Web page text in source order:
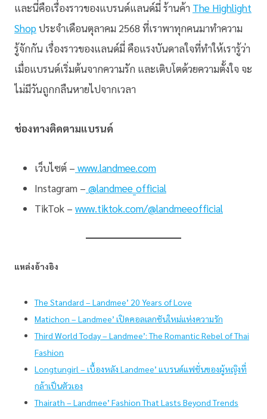
และนี่คือเรื่องราวของแบรนด์แลนด์มี่ ร้านค้า The Highlight
Shopประจำเดือนตุลาคม 2568 ที่เราพาทุกคนมาทำความ
รู้จักกัน เรื่องราวของแลนด์มี่ คือแรงบันดาลใจที่ทำให้เรารู้ว่า
เมื่อแบรนด์เริ่มต้นจากความรัก และเติบโตด้วยความตั้งใจ จะ
ไม่มีวันถูกกลืนหายไปจากเวลา
ช่องทางติดตามแบรนด์
เว็บไซต์ – www.landmee.com
Instagram – @landmee_official
TikTok – www.tiktok.com/@landmeeofficial
แหล่งอ้างอิง
The Standard – Landmee’ 20 Years of Love
Matichon – Landmee’ เปิดคอลเลกชันใหม่แห่งความรัก
Third World Today – Landmee’: The Romantic Rebel of Thai
Fashion
Longtungirl – เบื้องหลัง Landmee’ แบรนด์แฟชั่นของผู้หญิงที่
กล้าเป็นตัวเอง
Thairath – Landmee’ Fashion That Lasts Beyond Trends